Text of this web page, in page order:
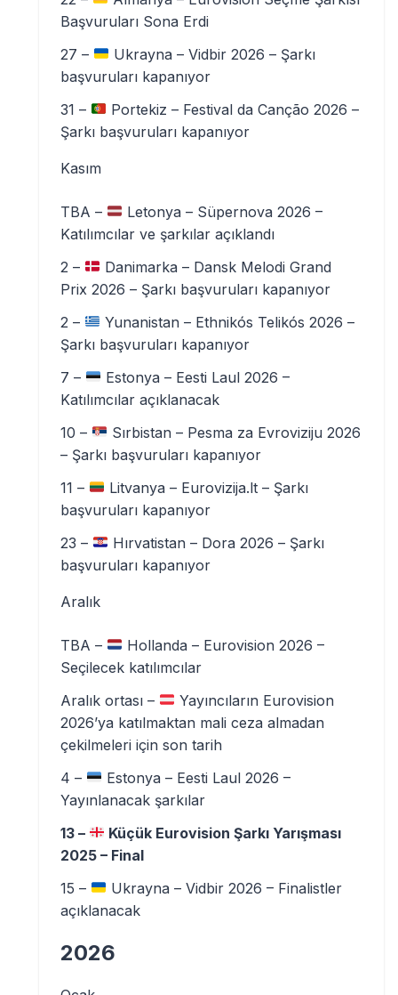
Başvuruları Sona Erdi
27 –
Ukrayna – Vidbir 2026 – Şarkı
başvuruları kapanıyor
31 –
Portekiz – Festival da Canção 2026 –
Şarkı başvuruları kapanıyor
Kasım
TBA –
Letonya – Süpernova 2026 –
Katılımcılar ve şarkılar açıklandı
2 –
Danimarka – Dansk Melodi Grand
Prix 2026 – Şarkı başvuruları kapanıyor
2 –
Yunanistan – Ethnikós Telikós 2026 –
Şarkı başvuruları kapanıyor
7 –
Estonya – Eesti Laul 2026 –
Katılımcılar açıklanacak
10 –
Sırbistan – Pesma za Evroviziju 2026
– Şarkı başvuruları kapanıyor
11 –
Litvanya – Eurovizija.lt – Şarkı
başvuruları kapanıyor
23 –
Hırvatistan – Dora 2026 – Şarkı
başvuruları kapanıyor
Aralık
TBA –
Hollanda – Eurovision 2026 –
Seçilecek katılımcılar
Aralık ortası –
Yayıncıların Eurovision
2026’ya katılmaktan mali ceza almadan
çekilmeleri için son tarih
4 –
Estonya – Eesti Laul 2026 –
Yayınlanacak şarkılar
13 –
Küçük Eurovision Şarkı Yarışması
2025 – Final
15 –
Ukrayna – Vidbir 2026 – Finalistler
açıklanacak
2026